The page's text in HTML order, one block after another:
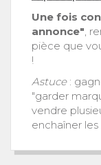
Une fois
annonce",
pièce que
!
Astuce:
"garder
vendre
enchaîner